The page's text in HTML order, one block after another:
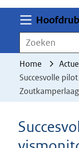
worden
toegestaan
geweigerd.
Zoeken
Home
Succesvolle
Zoutkamperlaag